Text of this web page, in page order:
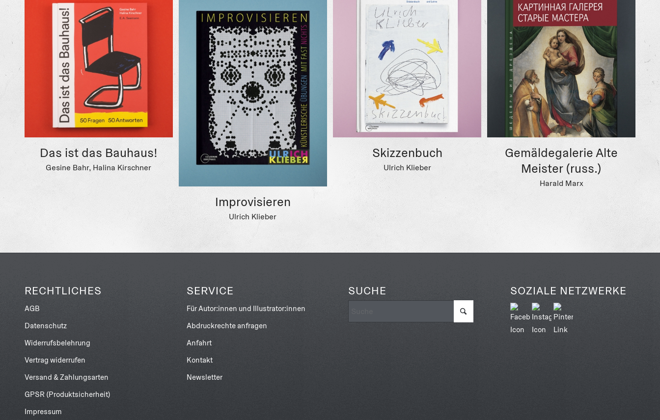
Das ist das Bauhaus!
Gesine Bahr, Halina Kirschner
Improvisieren
Ulrich Klieber
Skizzenbuch
Ulrich Klieber
Gemäldegalerie Alte
Meister (russ.)
Harald Marx
RECHTLICHES
AGB
Datenschutz
Widerrufsbelehrung
Vertrag widerrufen
Versand & Zahlungsarten
GPSR (Produktsicherheit)
Impressum
SERVICE
Für Autor:innen und Illustrator:innen
Abdruckrechte anfragen
Anfahrt
Kontakt
Newsletter
SUCHE SOZIALE NETZWERKE